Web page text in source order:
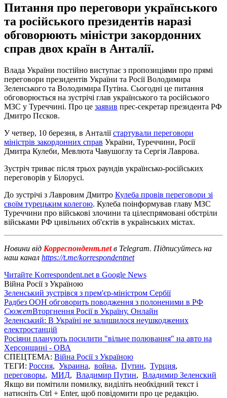
Питання про переговори українського
та російського президентів наразі
обговорюють міністри закордонних
справ двох країн в Анталії.
Влада України постійно виступає з пропозиціями про прямі
переговори президентів України та Росії Володимира
Зеленського та Володимира Путіна. Сьогодні це питання
обговорюється на зустрічі глав українського та російського
МЗС у Туреччині. Про це заявив прес-секретар президента РФ
Дмитро Пєсков.
У четвер, 10 березня, в Анталіїстартували переговори
міністрів закордонних справ України, Туреччини, Росії
Дмитра Кулеби, Мевлюта Чавушоглу та Сергія Лаврова.
Зустріч триває після трьох раундів українсько-російських
переговорів у Білорусі.
До зустрічі з Лавровим Дмитро Кулеба провів переговори зі
своїм турецьким колегою. Кулеба поінформував главу МЗС
Туреччини про військові злочини та цілеспрямовані обстріли
військами РФ цивільних об'єктів в українських містах.
Новини від Корреспондент.netв Telegram. Підписуйтесь на
наш канал https://t.me/korrespondentnet
Читайте Korrespondent.net в Google News
Війна Росії з Україною
Зеленський зустрівся з прем'єр-міністром Сербії
Радбез ООН обговорить поводження з полоненими в РФ
СюжетВторгнення Росії в Україну. Онлайн
Зеленський: В Україні не залишилося неушкоджених
електростанцій
Росіяни планують посилити "вільне полювання" на авто на
Херсонщині - ОВА
СПЕЦТЕМА: Війна Росії з Україною
ТЕГИ: Россия, Украина, война, Путин, Турция,
переговоры, МИД, Владимир Путин, Владимир Зеленский
Якщо ви помітили помилку, виділіть необхідний текст і
натисніть Ctrl + Enter, щоб повідомити про це редакцію.